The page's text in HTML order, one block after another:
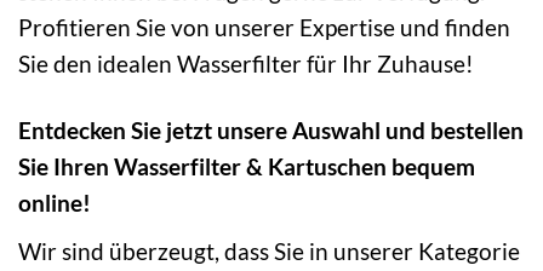
Profitieren Sie von unserer Expertise und finden
Sie den idealen Wasserfilter für Ihr Zuhause!
Entdecken Sie jetzt unsere Auswahl und bestellen
Sie Ihren Wasserfilter & Kartuschen bequem
online!
Wir sind überzeugt, dass Sie in unserer Kategorie